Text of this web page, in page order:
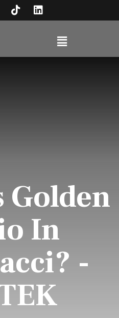
Golden
In
-